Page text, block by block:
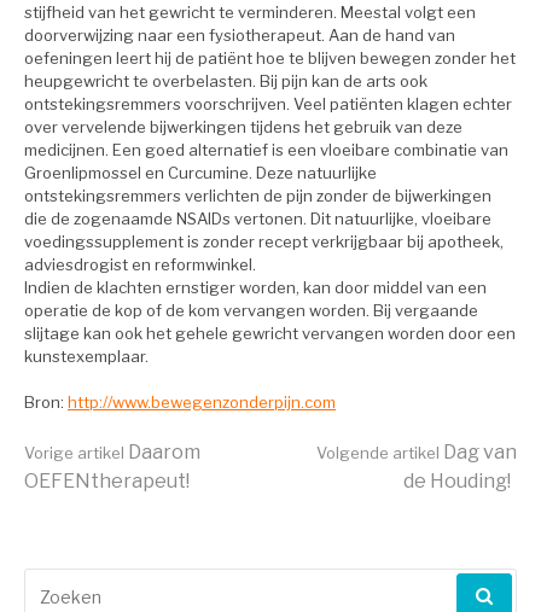
stijfheid van het gewricht te verminderen. Meestal volgt een
doorverwijzing naar een fysiotherapeut. Aan de hand van
oefeningen leert hij de patiënt hoe te blijven bewegen zonder het
heupgewricht te overbelasten. Bij pijn kan de arts ook
ontstekingsremmers voorschrijven. Veel patiënten klagen echter
over vervelende bijwerkingen tijdens het gebruik van deze
medicijnen. Een goed alternatief is een vloeibare combinatie van
Groenlipmossel en Curcumine. Deze natuurlijke
ontstekingsremmers verlichten de pijn zonder de bijwerkingen
die de zogenaamde NSAIDs vertonen. Dit natuurlijke, vloeibare
voedingssupplement is zonder recept verkrijgbaar bij apotheek,
adviesdrogist en reformwinkel.
Indien de klachten ernstiger worden, kan door middel van een
operatie de kop of de kom vervangen worden. Bij vergaande
slijtage kan ook het gehele gewricht vervangen worden door een
kunstexemplaar.
Bron: http://www.bewegenzonderpijn.com
Verder
lezen
Vorige artikel Daarom
OEFENtherapeut!
Volgende artikel Dag van
de Houding!
naar: